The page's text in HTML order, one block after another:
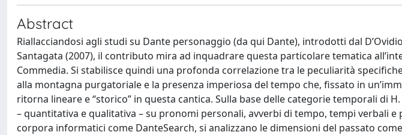
Abstract
Riallacciandosi agli studi su Dante personaggio (da qui Dante), introdotti dal
Santagata (2007), il contributo mira ad inquadrare questa particolare tematica
Commedia. Si stabilisce quindi una profonda correlazione tra le peculiarità
alla montagna purgatoriale e la presenza imperiosa del tempo che, fissato in
ritorna lineare e “storico” in questa cantica. Sulla base delle categorie temporali di
– quantitativa e qualitativa – su pronomi personali, avverbi di tempo, tempi verbali
corpora informatici come DanteSearch, si analizzano le dimensioni del passato